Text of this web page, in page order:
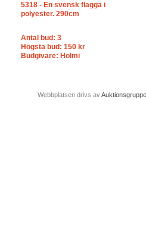
5318 - En svensk flagga i
polyester. 290cm
Antal bud: 3
Högsta bud: 150 kr
Budgivare: Holmi
Webbplatsen drivs av